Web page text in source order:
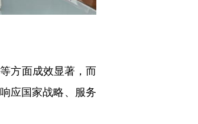
方面成效显著，而
应国家战略、服务